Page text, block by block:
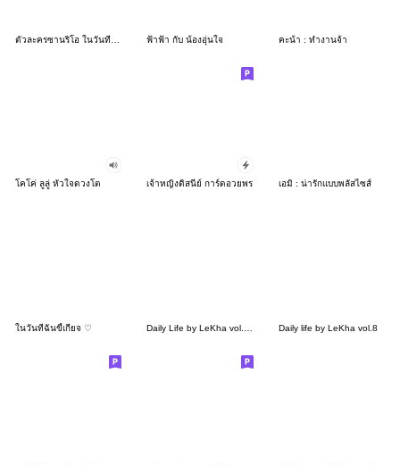
ฟ้าฟ้า กับ น้องอุ่นใจ คะน้า : ทำงานจ้า
โคโค่ ลูลู่ หัวใจดวงโต เจ้าหญิงดิสนีย์ การ์ดอวยพร เอมิ : น่ารักแบบพลัสไซส์
ในวันที่ฉันขี้เกียจ ♡ Daily life by LeKha vol.8